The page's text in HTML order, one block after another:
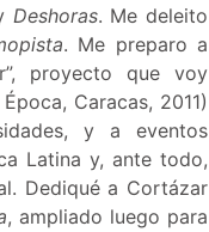
Deshoras. Me deleito
. Me preparo a
proyecto que voy
Caracas, 2011)
y a eventos
Latina y, ante todo,
Dediqué a Cortázar
, ampliado luego para